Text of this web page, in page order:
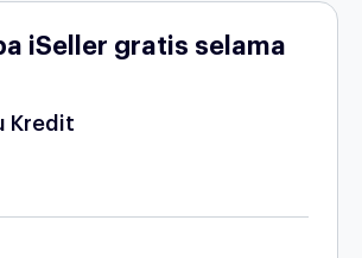
iSeller gratis selama
Kredit